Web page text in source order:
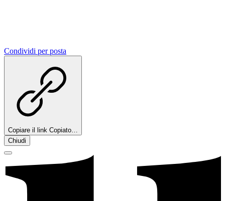
Condividi per posta
Copiare il link Copiato…
Chiudi